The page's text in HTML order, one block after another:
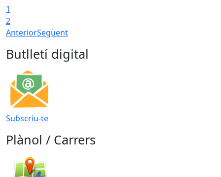
1
2
AnteriorSegüent
Butlletí digital
Subscriu-te
Plànol / Carrers